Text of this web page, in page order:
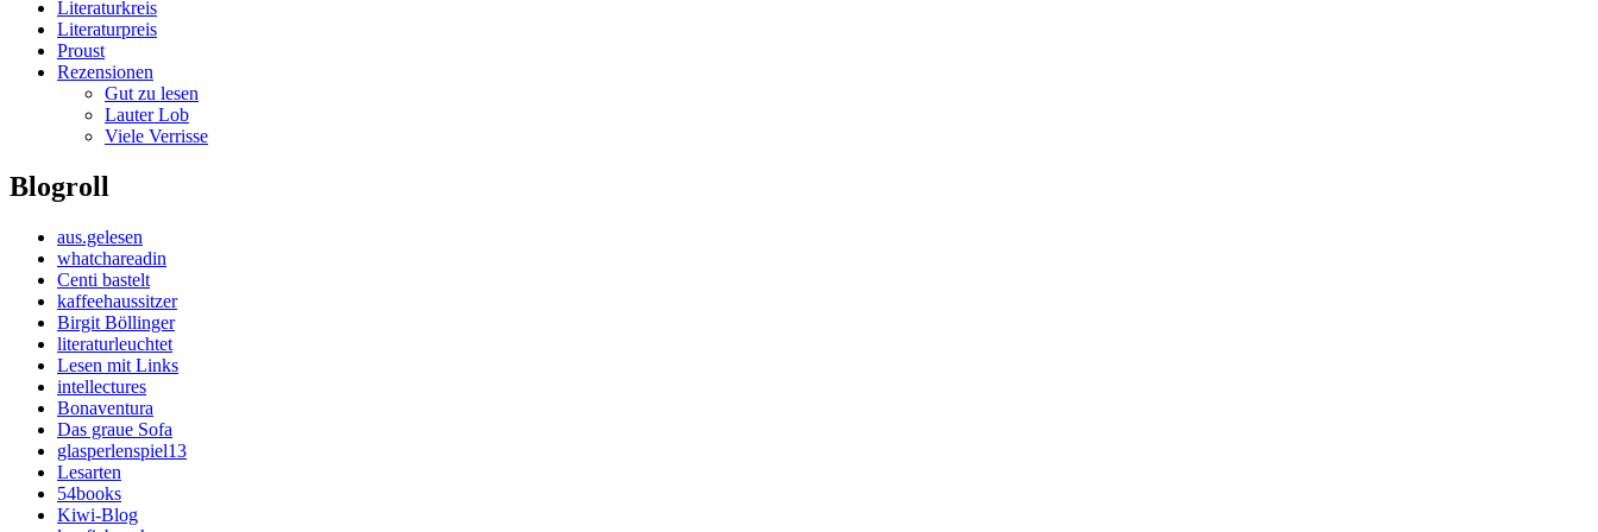
Literaturkreis
Literaturpreis
Proust
Rezensionen
Gut zu lesen
Lauter Lob
Viele Verrisse
Blogroll
aus.gelesen
whatchareadin
Centi bastelt
kaffeehaussitzer
Birgit Böllinger
literaturleuchtet
Lesen mit Links
intellectures
Bonaventura
Das graue Sofa
glasperlenspiel13
Lesarten
54books
Kiwi-Blog